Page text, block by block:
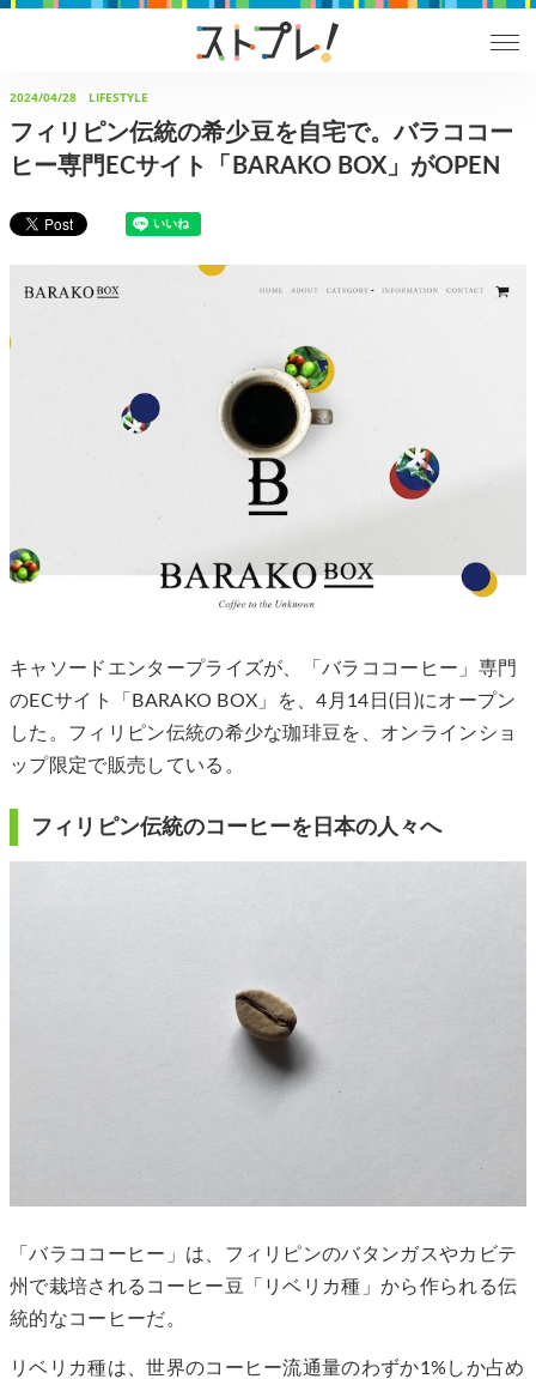
2024/04/28 LIFESTYLE
フィリピン伝統の希少豆を自宅で。バラココー
ヒー専門ECサイト「BARAKO BOX」がOPEN
キャソードエンタープライズが、「バラココーヒー」専門
のECサイト「BARAKO BOX」を、4月14日(日)にオープン
した。フィリピン伝統の希少な珈琲豆を、オンラインショ
ップ限定で販売している。
フィリピン伝統のコーヒーを日本の人々へ
「バラココーヒー」は、フィリピンのバタンガスやカビテ
州で栽培されるコーヒー豆「リベリカ種」から作られる伝
統的なコーヒーだ。
リベリカ種は、世界のコーヒー流通量のわずか1%しか占め